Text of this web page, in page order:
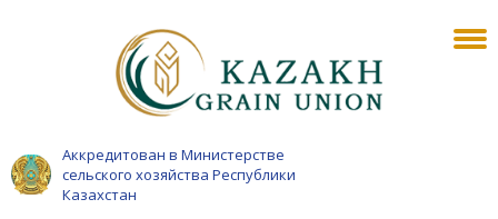
Аккредитован в Министерстве
сельского хозяйства Республики
Казахстан